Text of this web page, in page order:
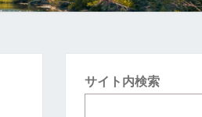
サイト内検索